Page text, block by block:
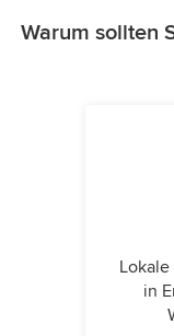
Warum sollten
in